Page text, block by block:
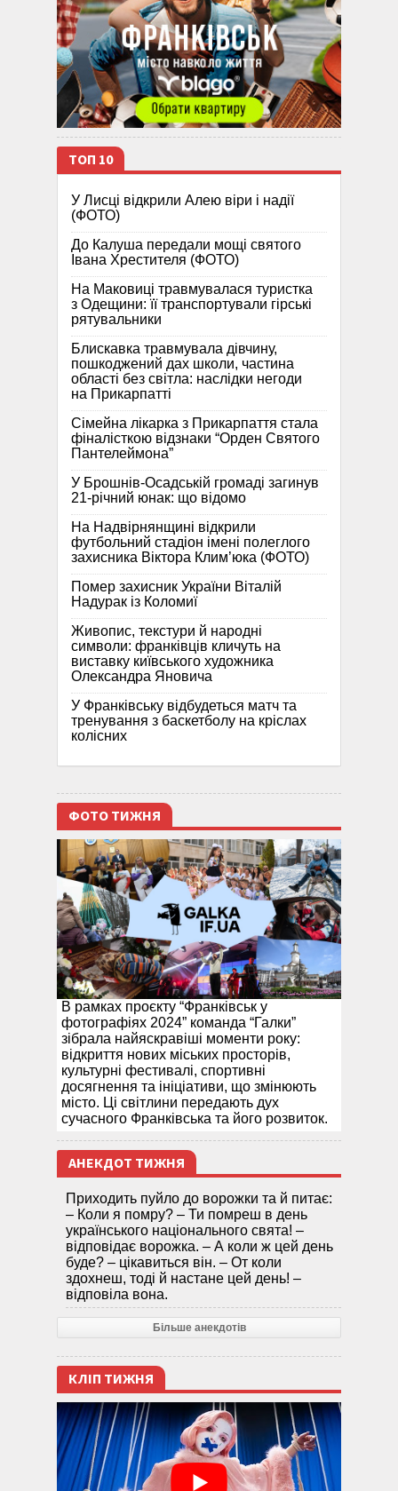
ТОП 10
У Лисці відкрили Алею віри і надії
(ФОТО)
До Калуша передали мощі святого
Івана Хрестителя (ФОТО)
На Маковиці травмувалася туристка
з Одещини: її транспортували гірські
рятувальники
Блискавка травмувала дівчину,
пошкоджений дах школи, частина
області без світла: наслідки негоди
на Прикарпатті
Сімейна лікарка з Прикарпаття стала
фіналісткою відзнаки “Орден Святого
Пантелеймона”
У Брошнів-Осадській громаді загинув
21-річний юнак: що відомо
На Надвірнянщині відкрили
футбольний стадіон імені полеглого
захисника Віктора Клим’юка (ФОТО)
Помер захисник України Віталій
Надурак із Коломиї
Живопис, текстури й народні
символи: франківців кличуть на
виставку київського художника
Олександра Яновича
У Франківську відбудеться матч та
тренування з баскетболу на кріслах
колісних
ФОТО ТИЖНЯ
В рамках проєкту “Франківськ у
фотографіях 2024” команда “Галки”
зібрала найяскравіші моменти року:
відкриття нових міських просторів,
культурні фестивалі, спортивні
досягнення та ініціативи, що змінюють
місто. Ці світлини передають дух
сучасного Франківська та його розвиток.
АНЕКДОТ ТИЖНЯ
Приходить пуйло до ворожки та й питає:
– Коли я помру? – Ти помреш в день
українського національного свята! –
відповідає ворожка. – А коли ж цей день
буде? – цікавиться він. – От коли
здохнеш, тоді й настане цей день! –
відповіла вона.
Більше анекдотів
КЛІП ТИЖНЯ